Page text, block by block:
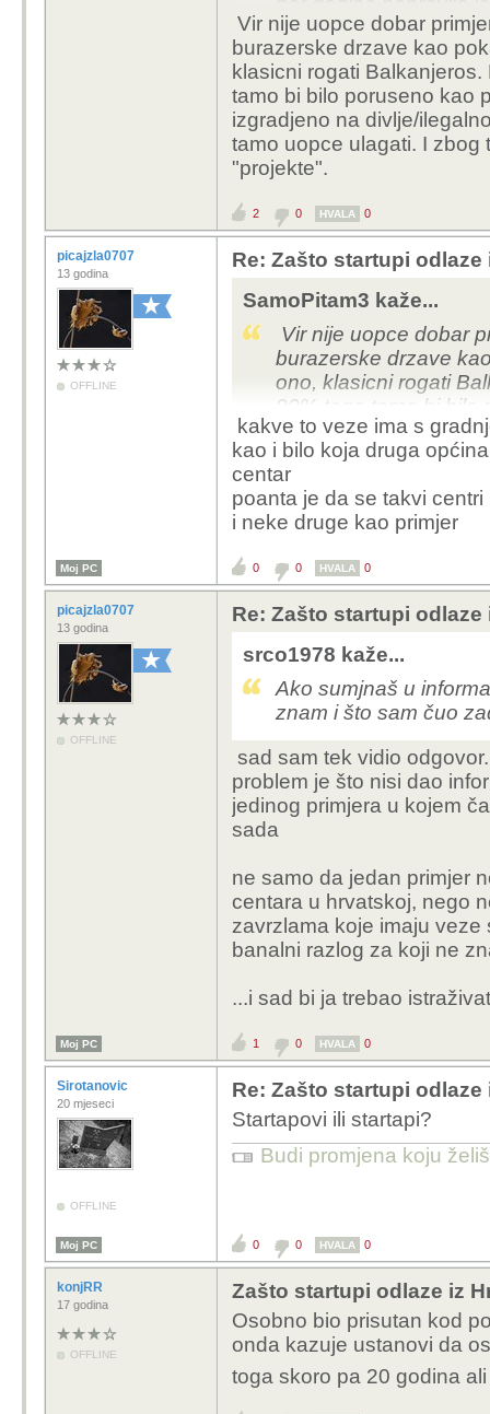
njihovu veliku
obične plodine malo
Vir nije uopce dobar
burazerske drzave kao
klasicni rogati
tamo bi bilo poruseno kao
izgradjeno na divlje/
tamo uopce ulagati. I
"projekte".
2 0 HVALA 0
picajzla0707
13 godina
OFFLINE
Re: Zašto startupi
SamoPitam3 kaže...
Vir nije uopce dobar
burazerske drzave
ono, klasicni rogati
80% toga tamo bi bilo
krsiti zakon, jer je
vagali isplati li im se
je jedan kaos za neke
kakve to veze ima s
kao i bilo koja druga
centar
poanta je da se takvi
i neke druge kao primjer
Moj PC 0 0 HVALA 0
picajzla0707
13 godina
OFFLINE
Re: Zašto startupi
srco1978 kaže...
Ako sumjnaš u
znam i što sam čuo
sad sam tek vidio
problem je što nisi dao
jedinog primjera u kojem
sada
ne samo da jedan primjer
centara u hrvatskoj, nego
zavrzlama koje imaju
banalni razlog za koji ne
...i sad bi ja trebao
Moj PC 1 0 HVALA 0
Sirotanovic
20 mjeseci
OFFLINE
Re: Zašto startupi
Startapovi ili startapi?
Budi promjena koju
Moj PC 0 0 HVALA 0
konjRR
17 godina
OFFLINE
Zašto startupi odlaze iz
Osobno bio prisutan kod
onda kazuje ustanovi da
toga skoro pa 20 godina